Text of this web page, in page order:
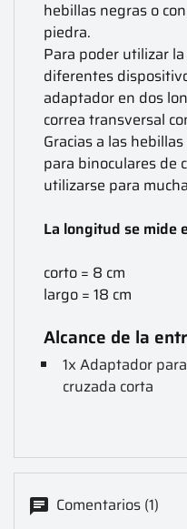
hebillas negras o
piedra.
Para poder utilizar
diferentes
adaptador en dos
correa transversal
Gracias a las
para binoculares de
utilizarse para
La longitud se mide
corto = 8 cm
largo = 18 cm
Alcance de la
1x Adaptador
cruzada corta
Comentarios (1)